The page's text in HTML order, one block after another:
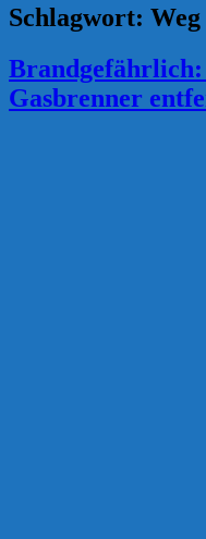
Schlagwort: Weg
Gasbrenner